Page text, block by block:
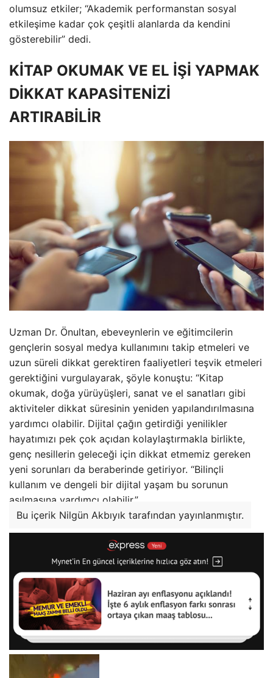
olumsuz etkiler; “Akademik performanstan sosyal
etkileşime kadar çok çeşitli alanlarda da kendini
gösterebilir” dedi.
KİTAP OKUMAK VE EL İŞİ YAPMAK
DİKKAT KAPASİTENİZİ
ARTIRABİLİR
Uzman Dr. Önultan, ebeveynlerin ve eğitimcilerin
gençlerin sosyal medya kullanımını takip etmeleri ve
uzun süreli dikkat gerektiren faaliyetleri teşvik etmeleri
gerektiğini vurgulayarak, şöyle konuştu: “Kitap
okumak, doğa yürüyüşleri, sanat ve el sanatları gibi
aktiviteler dikkat süresinin yeniden yapılandırılmasına
yardımcı olabilir. Dijital çağın getirdiği yenilikler
hayatımızı pek çok açıdan kolaylaştırmakla birlikte,
genç nesillerin geleceği için dikkat etmemiz gereken
yeni sorunları da beraberinde getiriyor. “Bilinçli
kullanım ve dengeli bir dijital yaşam bu sorunun
aşılmasına yardımcı olabilir.”
Bu içerik Nilgün Akbıyık tarafından yayınlanmıştır.